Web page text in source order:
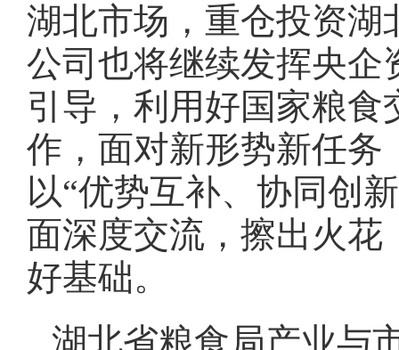
湖北市场，重仓投资湖
公司也将继续发挥央企
引导，利用好国家粮
作，面对新形势新任务
以“优势互补、协同创
面深度交流，擦出火
好基础。
湖北省粮食局产业与